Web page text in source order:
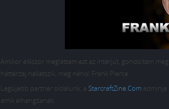
Amikor először megláttam ezt az interjút, gondoltam
háttérzaj hallatszik, meg néhol Frank Pierce.
Legújabb partner oldalunk, a StarcraftZine.Com adminja
amik elhangzanak: